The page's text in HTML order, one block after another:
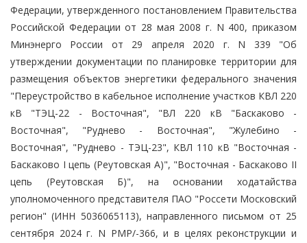
Федерации, утвержденного постановлением Правительства
Российской Федерации от 28 мая 2008 г. N 400, приказом
Минэнерго России от 29 апреля 2020 г. N 339 "Об
утверждении документации по планировке территории для
размещения объектов энергетики федерального значения
"Переустройство в кабельное исполнение участков КВЛ 220
кВ "ТЭЦ-22 - Восточная", "ВЛ 220 кВ "Баскаково -
Восточная", "Руднево - Восточная", "Жулебино -
Восточная", "Руднево - ТЭЦ-23", КВЛ 110 кВ "Восточная -
Баскаково I цепь (Реутовская А)", "Восточная - Баскаково II
цепь (Реутовская Б)", на основании ходатайства
уполномоченного представителя ПАО "Россети Московский
регион" (ИНН 5036065113), направленного письмом от 25
сентября 2024 г. N РМР/-366, и в целях реконструкции и